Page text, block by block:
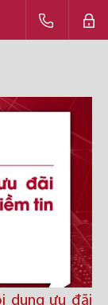
dung ưu đãi